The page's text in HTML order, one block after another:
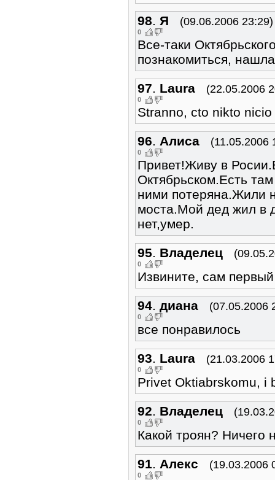
98. Я (09.06.2006 23:29)
0
Все-таки
познакомиться,
97. Laura (22.05.2006
0
Stranno, cto nikto
96. Алиса (11.05.2006
0
Привет!Живу в
Октябрьском.Есть
ними потеряна.Жили
моста.Мой дед жил в
нет,умер.
95. Владелец
0
Извините, сам
94. диана (07.05.2006
0
все понравилось
93. Laura (21.03.2006
0
Privet Oktiabrskomu, i
92. Владелец
0
Какой троян? Ничего
91. Алекс (19.03.2006
0